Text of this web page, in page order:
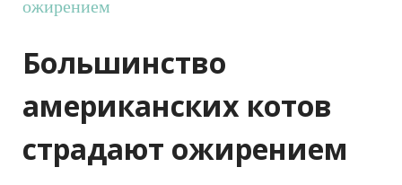
Большинство
американских котов
страдают ожирением